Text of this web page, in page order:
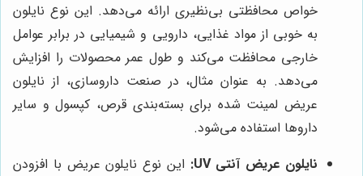
خواص محافظتی بی‌نظیری ارائه می‌دهد. این نوع نایلون
به خوبی از مواد غذایی، دارویی و شیمیایی در برابر عوامل
خارجی محافظت می‌کند و طول عمر محصولات را افزایش
می‌دهد. به عنوان مثال، در صنعت داروسازی، از نایلون
عریض لمینت شده برای بسته‌بندی قرص، کپسول و سایر
داروها استفاده می‌شود.
نایلون عریض آنتی UV:
این نوع نایلون عریض با افزودن